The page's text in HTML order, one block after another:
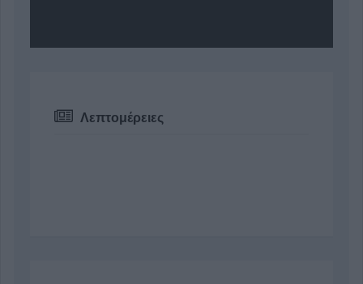
Λεπτομέρειες